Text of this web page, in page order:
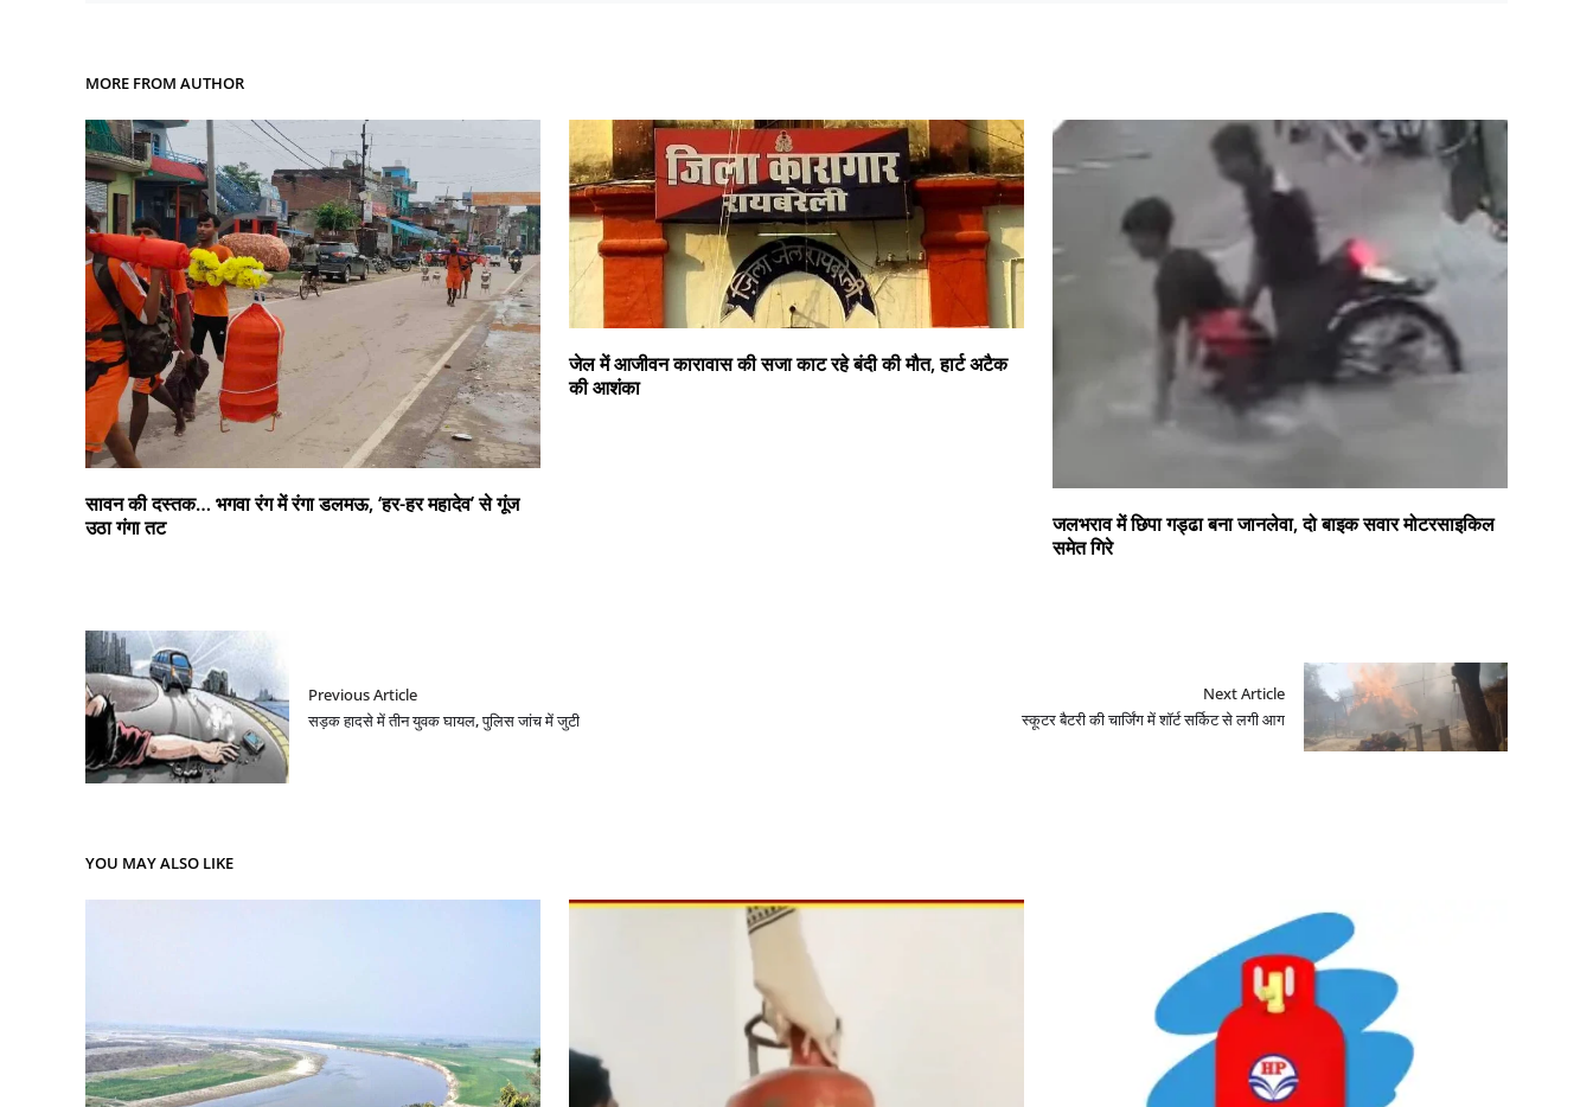
MORE FROM AUTHOR
सावन की दस्तक… भगवा रंग में रंगा डलमऊ, ‘हर-हर महादेव’ से गूंज
उठा गंगा तट
जेल में आजीवन कारावास की सजा काट रहे बंदी की मौत, हार्ट अटैक
की आशंका
जलभराव में छिपा गड्ढा बना जानलेवा, दो बाइक सवार मोटरसाइकिल
समेत गिरे
Previous Article
सड़क हादसे में तीन युवक घायल, पुलिस जांच में जुटी
Next Article
स्कूटर बैटरी की चार्जिंग में शॉर्ट सर्किट से लगी आग
YOU MAY ALSO LIKE